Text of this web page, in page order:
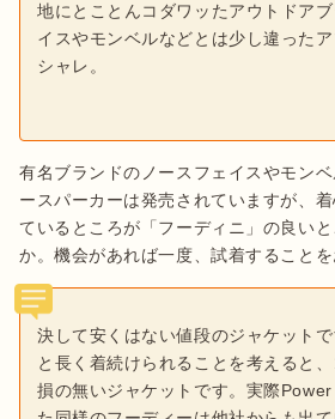
地にとことんコダワッたアウトドア
イスやモンベルなどとは少し違った
シャレ。
有名ブランドのノースフェイスやモン
ースパーカーは発売されていますが、
ているところが「フーディニ」の良い
か。機会があれば一度、試着することを
決して安くはない値段のジャケット
と長く着続けられることを考えると
損の無いジャケットです。実際